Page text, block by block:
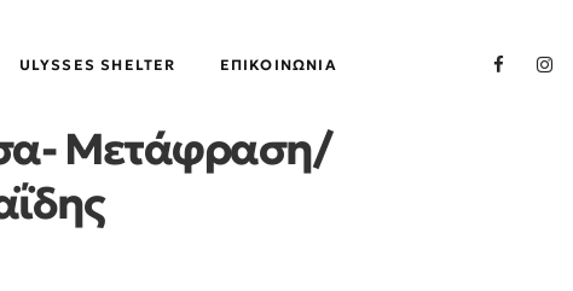
ULYSSES SHELTER ΕΠΙΚΟΙΝΩΝΊΑ
Μετάφραση/